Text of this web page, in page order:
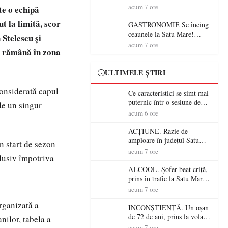
o echipă
la limită, scor
și
în zona
capul
un singur
start de sezon
împotriva
a
tabela a
din România (PRIMER):
energie electrică a fabricilor
de medicamente va pune în
pericol accesul pacienților la
medicamente esențiale
acum 7 ore
GASTRONOMIE Se încing
ceaunele la Satu Mare!
Concursul „Veress Ádám”
jurat de renume
acum 7 ore
ULTIMELE ȘTIRI
Ce caracteristici se simt mai
puternic într-o sesiune de
distracție la sloturi online:
RTP?
acum 6 ore
ACȚIUNE. Razie de
amploare în județul Satu
Mare! Polițiștii au dat sute
șoferi fără permis într-o
singură zi
acum 7 ore
ALCOOL. Șofer beat criță,
prins în trafic la Satu Mare!
Alcoolemie uriașă
acum 7 ore
INCONȘTIENȚĂ. Un oșan
de 72 de ani, prins la volan
fără permis! Polițiștii l-au